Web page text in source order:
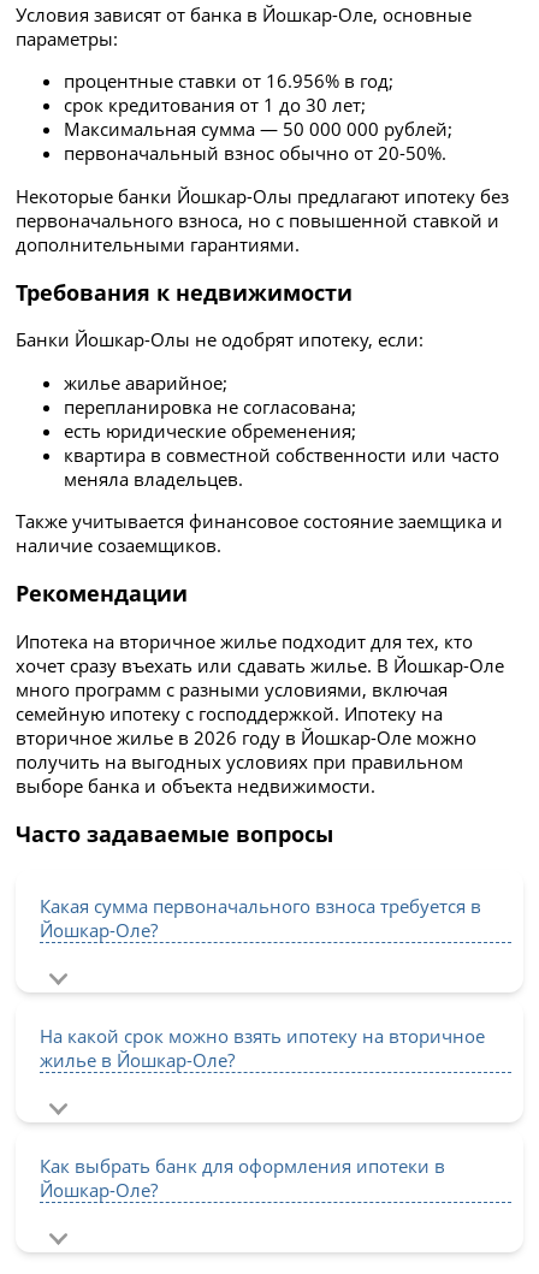
Условия зависят от банка в Йошкар-Оле, основные
параметры:
процентные ставки от 16.956% в год;
срок кредитования от 1 до 30 лет;
Максимальная сумма — 50 000 000 рублей;
первоначальный взнос обычно от 20-50%.
Некоторые банки Йошкар-Олы предлагают ипотеку без
первоначального взноса, но с повышенной ставкой и
дополнительными гарантиями.
Требования к недвижимости
Банки Йошкар-Олы не одобрят ипотеку, если:
жилье аварийное;
перепланировка не согласована;
есть юридические обременения;
квартира в совместной собственности или часто
меняла владельцев.
Также учитывается финансовое состояние заемщика и
наличие созаемщиков.
Рекомендации
Ипотека на вторичное жилье подходит для тех, кто
хочет сразу въехать или сдавать жилье. В Йошкар-Оле
много программ с разными условиями, включая
семейную ипотеку с господдержкой. Ипотеку на
вторичное жилье в 2026 году в Йошкар-Оле можно
получить на выгодных условиях при правильном
выборе банка и объекта недвижимости.
Часто задаваемые вопросы
Какая сумма первоначального взноса требуется в
Йошкар-Оле?
На какой срок можно взять ипотеку на вторичное
жилье в Йошкар-Оле?
Как выбрать банк для оформления ипотеки в
Йошкар-Оле?